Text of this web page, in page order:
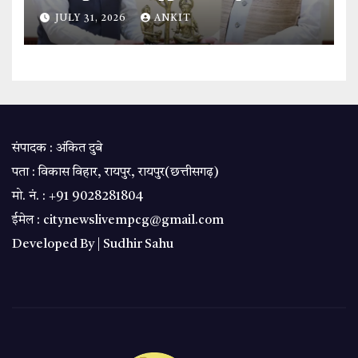
‘बस्तर विजन’ पर हुई विस्तृत चर्चा.
JULY 31, 2026 ANKIT
संपादक : अंकित दुबे
पता : विकास विहार, रायपुर, रायपुर(छत्तीसगढ़)
मो. नं. : +91 9028281804
ईमेल : citynewslivempcg@gmail.com
Developed By | Sudhir Sahu